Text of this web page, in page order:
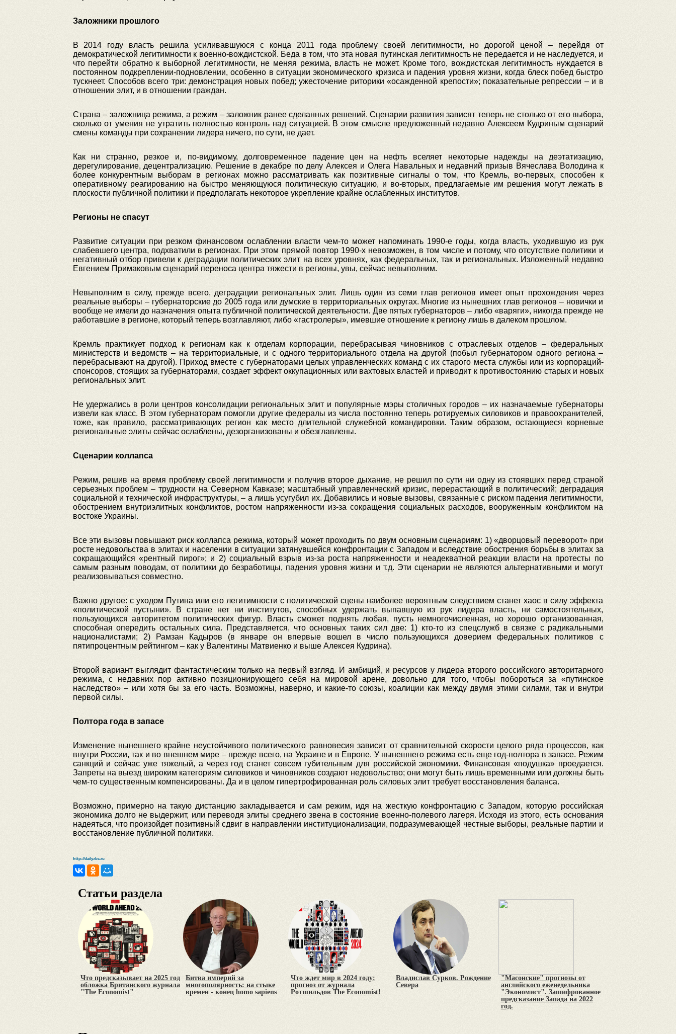
Заложники прошлого
В 2014 году власть решила усиливавшуюся с конца 2011 года проблему своей легитимности, но дорогой ценой – перейдя от
демократической легитимности к военно-вождистской. Беда в том, что эта новая путинская легитимность не передается и не наследуется, и
что перейти обратно к выборной легитимности, не меняя режима, власть не может. Кроме того, вождистская легитимность нуждается в
постоянном подкреплении-подновлении, особенно в ситуации экономического кризиса и падения уровня жизни, когда блеск побед быстро
тускнеет. Способов всего три: демонстрация новых побед; ужесточение риторики «осажденной крепости»; показательные репрессии – и в
отношении элит, и в отношении граждан.
Страна – заложница режима, а режим – заложник ранее сделанных решений. Сценарии развития зависят теперь не столько от его выбора,
сколько от умения не утратить полностью контроль над ситуацией. В этом смысле предложенный недавно Алексеем Кудриным сценарий
смены команды при сохранении лидера ничего, по сути, не дает.
Как ни странно, резкое и, по-видимому, долговременное падение цен на нефть вселяет некоторые надежды на деэтатизацию,
дерегулирование, децентрализацию. Решение в декабре по делу Алексея и Олега Навальных и недавний призыв Вячеслава Володина к
более конкурентным выборам в регионах можно рассматривать как позитивные сигналы о том, что Кремль, во-первых, способен к
оперативному реагированию на быстро меняющуюся политическую ситуацию, и во-вторых, предлагаемые им решения могут лежать в
плоскости публичной политики и предполагать некоторое укрепление крайне ослабленных институтов.
Регионы не спасут
Развитие ситуации при резком финансовом ослаблении власти чем-то может напоминать 1990-е годы, когда власть, уходившую из рук
слабевшего центра, подхватили в регионах. При этом прямой повтор 1990-х невозможен, в том числе и потому, что отсутствие политики и
негативный отбор привели к деградации политических элит на всех уровнях, как федеральных, так и региональных. Изложенный недавно
Евгением Примаковым сценарий переноса центра тяжести в регионы, увы, сейчас невыполним.
Невыполним в силу, прежде всего, деградации региональных элит. Лишь один из семи глав регионов имеет опыт прохождения через
реальные выборы – губернаторские до 2005 года или думские в территориальных округах. Многие из нынешних глав регионов – новички и
вообще не имели до назначения опыта публичной политической деятельности. Две пятых губернаторов – либо «варяги», никогда прежде не
работавшие в регионе, который теперь возглавляют, либо «гастролеры», имевшие отношение к региону лишь в далеком прошлом.
Кремль практикует подход к регионам как к отделам корпорации, перебрасывая чиновников с отраслевых отделов – федеральных
министерств и ведомств – на территориальные, и с одного территориального отдела на другой (побыл губернатором одного региона –
перебрасывают на другой). Приход вместе с губернаторами целых управленческих команд с их старого места службы или из корпораций-
спонсоров, стоящих за губернаторами, создает эффект оккупационных или вахтовых властей и приводит к противостоянию старых и новых
региональных элит.
Не удержались в роли центров консолидации региональных элит и популярные мэры столичных городов – их назначаемые губернаторы
извели как класс. В этом губернаторам помогли другие федералы из числа постоянно теперь ротируемых силовиков и правоохранителей,
тоже, как правило, рассматривающих регион как место длительной служебной командировки. Таким образом, остающиеся корневые
региональные элиты сейчас ослаблены, дезорганизованы и обезглавлены.
Сценарии коллапса
Режим, решив на время проблему своей легитимности и получив второе дыхание, не решил по сути ни одну из стоявших перед страной
серьезных проблем – трудности на Северном Кавказе; масштабный управленческий кризис, перерастающий в политический; деградация
социальной и технической инфраструктуры, – а лишь усугубил их. Добавились и новые вызовы, связанные с риском падения легитимности,
обострением внутриэлитных конфликтов, ростом напряженности из-за сокращения социальных расходов, вооруженным конфликтом на
востоке Украины.
Все эти вызовы повышают риск коллапса режима, который может проходить по двум основным сценариям: 1) «дворцовый переворот» при
росте недовольства в элитах и населении в ситуации затянувшейся конфронтации с Западом и вследствие обострения борьбы в элитах за
сокращающийся «рентный пирог»; и 2) социальный взрыв из-за роста напряженности и неадекватной реакции власти на протесты по
самым разным поводам, от политики до безработицы, падения уровня жизни и т.д. Эти сценарии не являются альтернативными и могут
реализовываться совместно.
Важно другое: с уходом Путина или его легитимности с политической сцены наиболее вероятным следствием станет хаос в силу эффекта
«политической пустыни». В стране нет ни институтов, способных удержать выпавшую из рук лидера власть, ни самостоятельных,
пользующихся авторитетом политических фигур. Власть сможет поднять любая, пусть немногочисленная, но хорошо организованная,
способная опередить остальных сила. Представляется, что основных таких сил две: 1) кто-то из спецслужб в связке с радикальными
националистами; 2) Рамзан Кадыров (в январе он впервые вошел в число пользующихся доверием федеральных политиков с
пятипроцентным рейтингом – как у Валентины Матвиенко и выше Алексея Кудрина).
Второй вариант выглядит фантастическим только на первый взгляд. И амбиций, и ресурсов у лидера второго российского авторитарного
режима, с недавних пор активно позиционирующего себя на мировой арене, довольно для того, чтобы побороться за «путинское
наследство» – или хотя бы за его часть. Возможны, наверно, и какие-то союзы, коалиции как между двумя этими силами, так и внутри
первой силы.
Полтора года в запасе
Изменение нынешнего крайне неустойчивого политического равновесия зависит от сравнительной скорости целого ряда процессов, как
внутри России, так и во внешнем мире – прежде всего, на Украине и в Европе. У нынешнего режима есть еще год-полтора в запасе. Режим
санкций и сейчас уже тяжелый, а через год станет совсем губительным для российской экономики. Финансовая «подушка» проедается.
Запреты на выезд широким категориям силовиков и чиновников создают недовольство; они могут быть лишь временными или должны быть
чем-то существенным компенсированы. Да и в целом гипертрофированная роль силовых элит требует восстановления баланса.
Возможно, примерно на такую дистанцию закладывается и сам режим, идя на жесткую конфронтацию с Западом, которую российская
экономика долго не выдержит, или переводя элиты среднего звена в состояние военно-полевого лагеря. Исходя из этого, есть основания
надеяться, что произойдет позитивный сдвиг в направлении институционализации, подразумевающей честные выборы, реальные партии и
восстановление публичной политики.
http://daily.rbc.ru
Статьи раздела
Что предсказывает на 2025 год
обложка Британского журнала
"The Economist"
Битва империй за
многополярность: на стыке
времен - конец homo sapiens
Что ждет мир в 2024 году:
прогноз от журнала
Ротшильдов The Economist!
Владислав Сурков. Рождение
Севера
"Масонские" прогнозы от
английского еженедельника
"Экономист". Зашифрованное
предсказание Запада на 2022
год.